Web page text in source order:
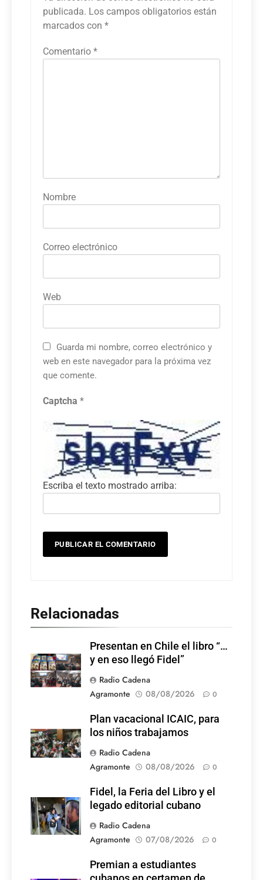
publicada. Los campos obligatorios están
marcados con *
Comentario *
Nombre
Correo electrónico
Web
Guarda mi nombre, correo electrónico y
web en este navegador para la próxima vez
que comente.
Captcha *
Escriba el texto mostrado arriba:
Relacionadas
Presentan en Chile el libro “…
y en eso llegó Fidel”
Radio Cadena
Agramonte
08/08/2026 0
Plan vacacional ICAIC, para
los niños trabajamos
Radio Cadena
Agramonte
08/08/2026 0
Fidel, la Feria del Libro y el
legado editorial cubano
Radio Cadena
Agramonte
07/08/2026 0
Premian a estudiantes